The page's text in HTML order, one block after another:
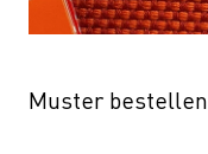
Muster bestellen